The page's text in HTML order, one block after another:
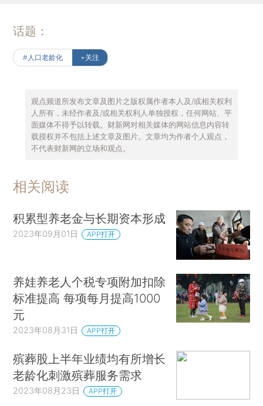
话题：
#人口老龄化 +关注
观点频道所发布文章及图片之版权属作者本人及/或相关权利
人所有，未经作者及/或相关权利人单独授权，任何网站、平
面媒体不得予以转载。财新网对相关媒体的网站信息内容转
载授权并不包括上述文章及图片。文章均为作者个人观点，
不代表财新网的立场和观点。
相关阅读
积累型养老金与长期资本形成
2023年09月01日 APP打开
养娃养老人个税专项附加扣除
标准提高 每项每月提高1000
元
2023年08月31日 APP打开
殡葬股上半年业绩均有所增长
老龄化刺激殡葬服务需求
2023年08月23日 APP打开